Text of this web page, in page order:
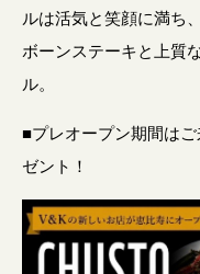
ルは活気と笑顔に満ち
ボーンステーキと上質
ル。
■プレオープン期間は
ゼント！